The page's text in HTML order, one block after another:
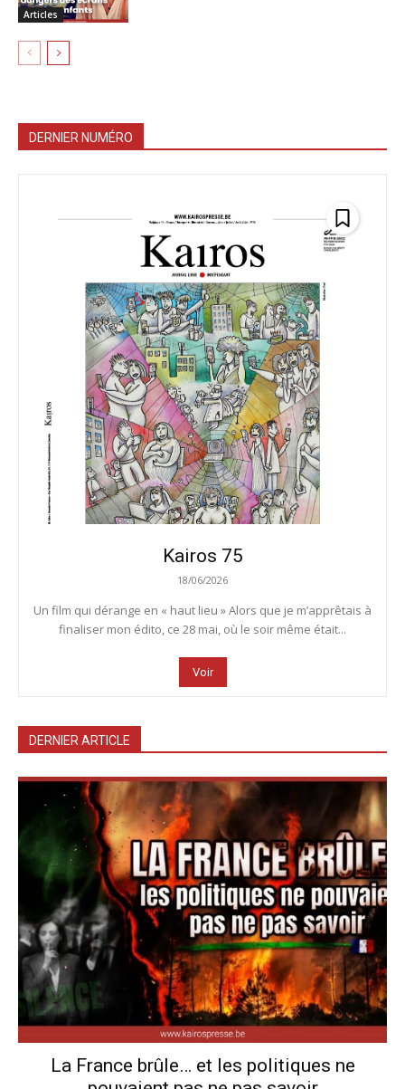
Articles
DERNIER NUMÉRO
Kairos 75
18/06/2026
Un film qui dérange en « haut lieu » Alors que je m’apprêtais à
finaliser mon édito, ce 28 mai, où le soir même était...
Voir
DERNIER ARTICLE
La France brûle… et les politiques ne